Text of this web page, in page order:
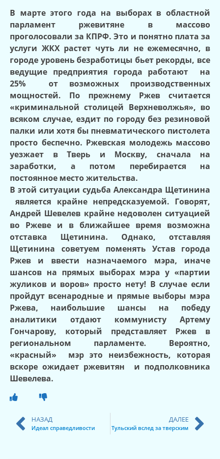
В марте этого года на выборах в областной
парламент ржевитяне в массово
проголосовали за КПРФ. Это и понятно плата за
услуги ЖКХ растет чуть ли не ежемесячно, в
городе уровень безработицы бьет рекорды, все
ведущие предприятия города работают
на
25%
от возможных производственных
мощностей. По прежнему Ржев считается
«криминальной столицей Верхневолжья», во
всяком случае, ездит по городу без резиновой
палки или хотя бы пневматического пистолета
просто беспечно. Ржевская молодежь массово
уезжает в Тверь и Москву, сначала на
заработки, а потом перебирается на
постоянное место жительства.
В этой ситуации судьба Александра Щетинина
является крайне непредсказуемой. Говорят,
Андрей Шевелев крайне недоволен ситуацией
во Ржеве и в ближайшее время возможна
отставка Щетинина. Однако, отставляя
Щетинина советуем поменять Устав города
Ржев и ввести назначаемого мэра, иначе
шансов на прямых выборах мэра у «партии
жуликов и воров» просто нету! В случае если
пройдут всенародные и прямые выборы мэра
Ржева, наибольшие шансы на победу
аналитики отдают коммунисту Артему
Гончарову, который представляет Ржев в
региональном парламенте. Вероятно,
«красный»
мэр это неизбежность, которая
вскоре ожидает ржевитян
и подполковника
Шевелева.
НАЗАД
Идеал справедливости
ДАЛЕЕ
Тульский вслед за тверским